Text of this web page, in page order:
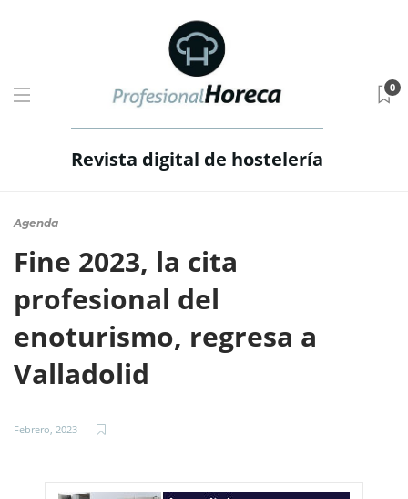
Revista digital de hostelería
0
Agenda
Fine 2023, la cita
profesional del
enoturismo, regresa a
Valladolid
Febrero, 2023